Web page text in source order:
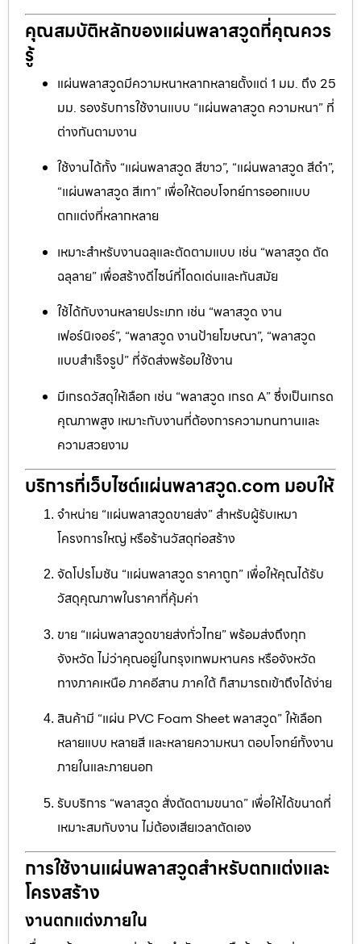
คุณสมบัติหลักของแผ่นพลาสวูดที่คุณควร
รู้
แผ่นพลาสวูดมีความหนาหลากหลายตั้งแต่ 1 มม. ถึง 25
มม. รองรับการใช้งานแบบ “แผ่นพลาสวูด ความหนา” ที่
ต่างกันตามงาน
ใช้งานได้ทั้ง “แผ่นพลาสวูด สีขาว”, “แผ่นพลาสวูด สีดำ”,
“แผ่นพลาสวูด สีเทา” เพื่อให้ตอบโจทย์การออกแบบ
ตกแต่งที่หลากหลาย
เหมาะสำหรับงานฉลุและตัดตามแบบ เช่น “พลาสวูด ตัด
ฉลุลาย” เพื่อสร้างดีไซน์ที่โดดเด่นและทันสมัย
ใช้ได้กับงานหลายประเภท เช่น “พลาสวูด งาน
เฟอร์นิเจอร์”, “พลาสวูด งานป้ายโฆษณา”, “พลาสวูด
แบบสำเร็จรูป” ที่จัดส่งพร้อมใช้งาน
มีเกรดวัสดุให้เลือก เช่น “พลาสวูด เกรด A” ซึ่งเป็นเกรด
คุณภาพสูง เหมาะกับงานที่ต้องการความทนทานและ
ความสวยงาม
บริการที่เว็บไซต์แผ่นพลาสวูด.com มอบให้
จำหน่าย “แผ่นพลาสวูดขายส่ง” สำหรับผู้รับเหมา
โครงการใหญ่ หรือร้านวัสดุก่อสร้าง
จัดโปรโมชัน “แผ่นพลาสวูด ราคาถูก” เพื่อให้คุณได้รับ
วัสดุคุณภาพในราคาที่คุ้มค่า
ขาย “แผ่นพลาสวูดขายส่งทั่วไทย” พร้อมส่งถึงทุก
จังหวัด ไม่ว่าคุณอยู่ในกรุงเทพมหานคร หรือจังหวัด
ทางภาคเหนือ ภาคอีสาน ภาคใต้ ก็สามารถเข้าถึงได้ง่าย
สินค้ามี “แผ่น PVC Foam Sheet พลาสวูด” ให้เลือก
หลายแบบ หลายสี และหลายความหนา ตอบโจทย์ทั้งงาน
ภายในและภายนอก
รับบริการ “พลาสวูด สั่งตัดตามขนาด” เพื่อให้ได้ขนาดที่
เหมาะสมกับงาน ไม่ต้องเสียเวลาตัดเอง
การใช้งานแผ่นพลาสวูดสำหรับตกแต่งและ
โครงสร้าง
งานตกแต่งภายใน